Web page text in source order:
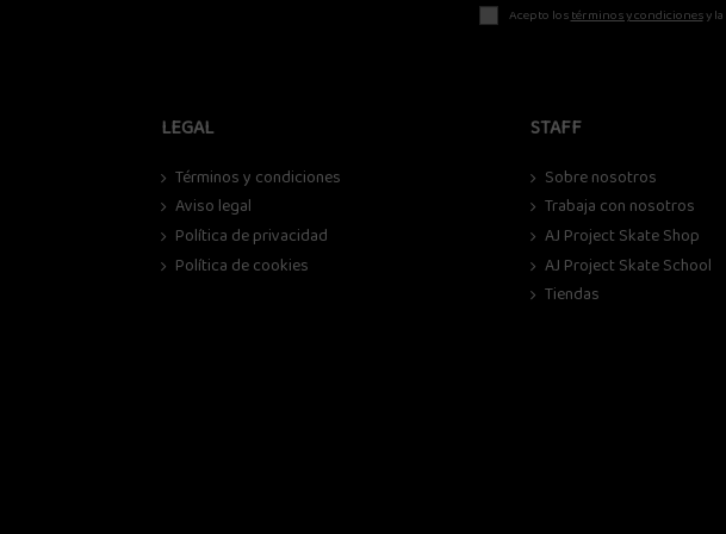
Acepto lostérminos y condicionesy la
LEGAL
Términos y condiciones
Aviso legal
Política de privacidad
Política de cookies
STAFF
Sobre nosotros
Trabaja con nosotros
AJ Project Skate Shop
AJ Project Skate School
Tiendas